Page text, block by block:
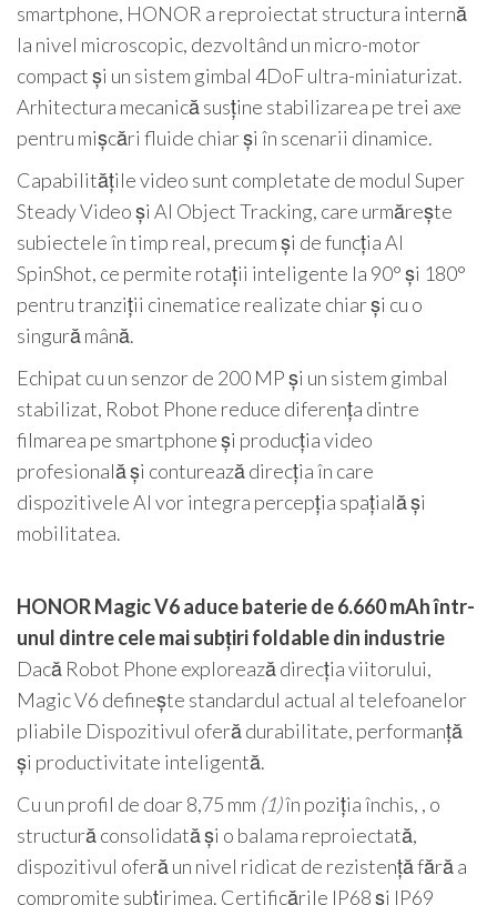
smartphone, HONOR a reproiectat structura internă
la nivel microscopic, dezvoltând un micro-motor
compact și un sistem gimbal 4DoF ultra-miniaturizat.
Arhitectura mecanică susține stabilizarea pe trei axe
pentru mișcări fluide chiar și în scenarii dinamice.
Capabilitățile video sunt completate de modul Super
Steady Video și AI Object Tracking, care urmărește
subiectele în timp real, precum și de funcția AI
SpinShot, ce permite rotații inteligente la 90° și 180°
pentru tranziții cinematice realizate chiar și cu o
singură mână.
Echipat cu un senzor de 200 MP și un sistem gimbal
stabilizat, Robot Phone reduce diferența dintre
filmarea pe smartphone și producția video
profesională și conturează direcția în care
dispozitivele AI vor integra percepția spațială și
mobilitatea.
HONOR Magic V6 aduce baterie de 6.660 mAh într-
unul dintre cele mai subțiri foldable din industrie
Dacă Robot Phone explorează direcția viitorului,
Magic V6 definește standardul actual al telefoanelor
pliabile Dispozitivul oferă durabilitate, performanță
și productivitate inteligentă.
Cu un profil de doar 8,75 mm (1)în poziția închis, , o
structură consolidată și o balama reproiectată,
dispozitivul oferă un nivel ridicat de rezistență fără a
compromite subțirimea. Certificările IP68 și IP69